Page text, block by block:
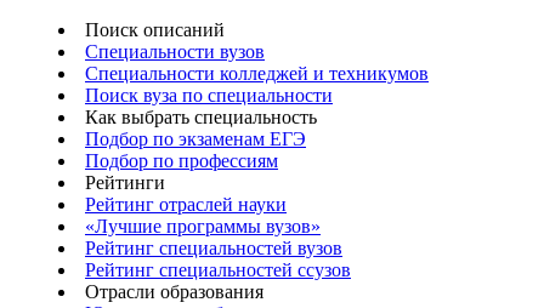
Поиск описаний
Специальности вузов
Специальности колледжей и техникумов
Поиск вуза по специальности
Как выбрать специальность
Подбор по экзаменам ЕГЭ
Подбор по профессиям
Рейтинги
Рейтинг отраслей науки
«Лучшие программы вузов»
Рейтинг специальностей вузов
Рейтинг специальностей ссузов
Отрасли образования